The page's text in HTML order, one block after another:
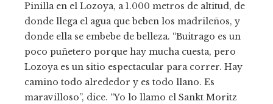
Pinilla en el Lozoya, a 1.000 metros de altitud, de
donde llega el agua que beben los madrileños, y
donde ella se embebe de belleza. “Buitrago es un
poco puñetero porque hay mucha cuesta, pero
Lozoya es un sitio espectacular para correr. Hay
camino todo alrededor y es todo llano. Es
maravilloso”, dice. “Yo lo llamo el Sankt Moritz